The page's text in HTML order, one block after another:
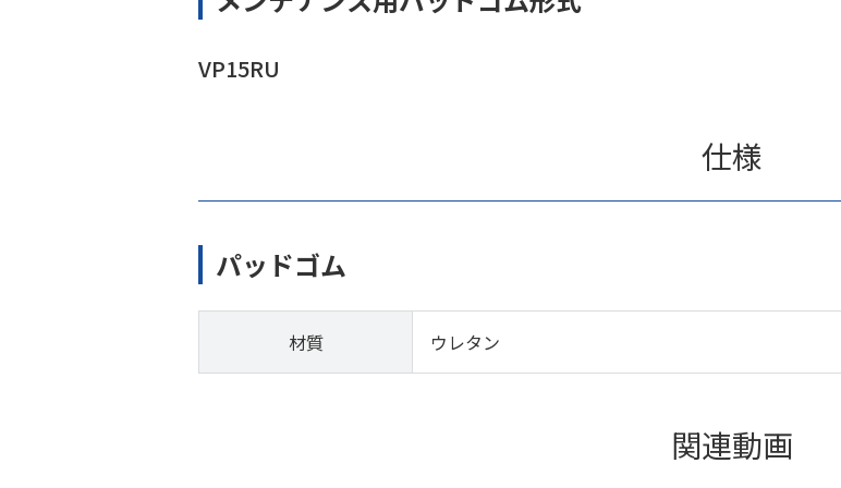
VP15RU
仕様
パッドゴム
材質 ウレタン
関連動画